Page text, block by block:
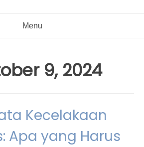
Menu
9, 2024
Kecelakaan
Apa yang Harus